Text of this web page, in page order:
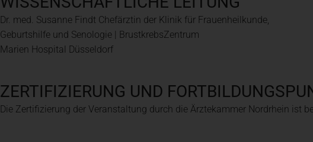
Dr. med. Susanne Findt Chefärztin der Klinik für Frauenheilkunde,
Geburtshilfe und Senologie | BrustkrebsZentrum
Marien Hospital Düsseldorf
ZERTIFIZIERUNG UND
Die Zertifizierung der Veranstaltung durch die Ärztekammer Nordrhein ist